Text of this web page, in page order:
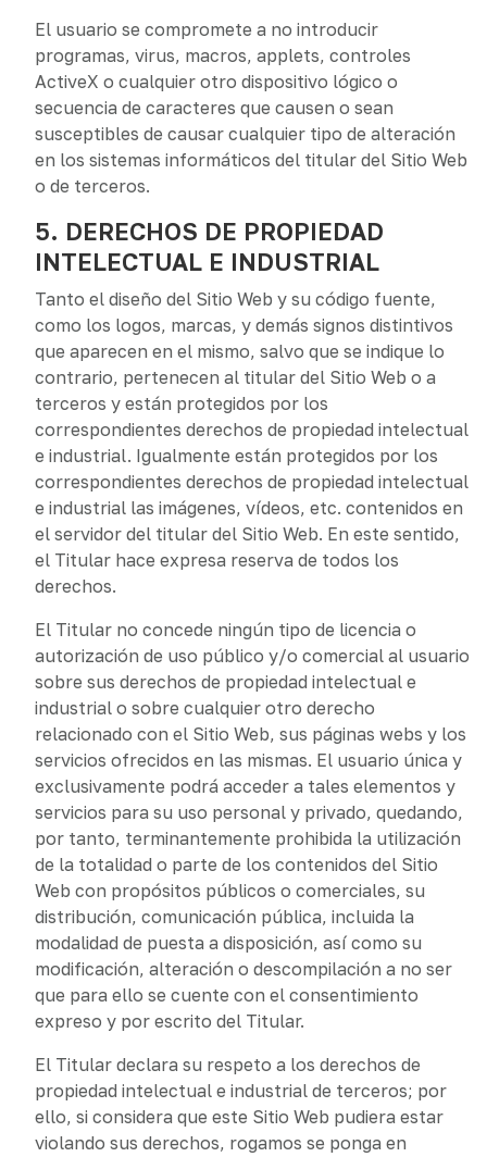
El usuario se compromete a no introducir
programas, virus, macros, applets, controles
ActiveX o cualquier otro dispositivo lógico o
secuencia de caracteres que causen o sean
susceptibles de causar cualquier tipo de alteración
en los sistemas informáticos del titular del Sitio Web
o de terceros.
5. DERECHOS DE PROPIEDAD
INTELECTUAL E INDUSTRIAL
Tanto el diseño del Sitio Web y su código fuente,
como los logos, marcas, y demás signos distintivos
que aparecen en el mismo, salvo que se indique lo
contrario, pertenecen al titular del Sitio Web o a
terceros y están protegidos por los
correspondientes derechos de propiedad intelectual
e industrial. Igualmente están protegidos por los
correspondientes derechos de propiedad intelectual
e industrial las imágenes, vídeos, etc. contenidos en
el servidor del titular del Sitio Web. En este sentido,
el Titular hace expresa reserva de todos los
derechos.
El Titular no concede ningún tipo de licencia o
autorización de uso público y/o comercial al usuario
sobre sus derechos de propiedad intelectual e
industrial o sobre cualquier otro derecho
relacionado con el Sitio Web, sus páginas webs y los
servicios ofrecidos en las mismas. El usuario única y
exclusivamente podrá acceder a tales elementos y
servicios para su uso personal y privado, quedando,
por tanto, terminantemente prohibida la utilización
de la totalidad o parte de los contenidos del Sitio
Web con propósitos públicos o comerciales, su
distribución, comunicación pública, incluida la
modalidad de puesta a disposición, así como su
modificación, alteración o descompilación a no ser
que para ello se cuente con el consentimiento
expreso y por escrito del Titular.
El Titular declara su respeto a los derechos de
propiedad intelectual e industrial de terceros; por
ello, si considera que este Sitio Web pudiera estar
violando sus derechos, rogamos se ponga en